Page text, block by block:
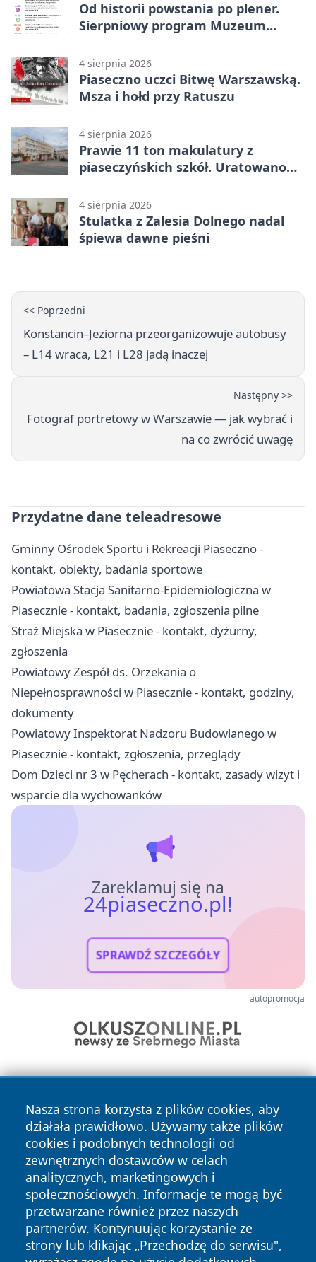
Od historii powstania po plener.
Sierpniowy program Muzeum
4 sierpnia 2026
Piaseczno uczci Bitwę Warszawską.
Msza i hołd przy Ratuszu
4 sierpnia 2026
Prawie 11 ton makulatury z
piaseczyńskich szkół. Uratowano
4 sierpnia 2026
Stulatka z Zalesia Dolnego nadal
śpiewa dawne pieśni
<< Poprzedni
Konstancin–Jeziorna przeorganizowuje autobusy
– L14 wraca, L21 i L28 jadą inaczej
Następny >>
Fotograf portretowy w Warszawie — jak wybrać i
na co zwrócić uwagę
Przydatne dane teleadresowe
Gminny Ośrodek Sportu i Rekreacji Piaseczno -
kontakt, obiekty, badania sportowe
Powiatowa Stacja Sanitarno-Epidemiologiczna w
Piasecznie - kontakt, badania, zgłoszenia pilne
Straż Miejska w Piasecznie - kontakt, dyżurny,
zgłoszenia
Powiatowy Zespół ds. Orzekania o
Niepełnosprawności w Piasecznie - kontakt, godziny,
dokumenty
Powiatowy Inspektorat Nadzoru Budowlanego w
Piasecznie - kontakt, zgłoszenia, przeglądy
Dom Dzieci nr 3 w Pęcherach - kontakt, zasady wizyt i
wsparcie dla wychowanków
Zareklamuj się na
24piaseczno.pl!
SPRAWDŹ SZCZEGÓŁY
autopromocja
Nasza strona korzysta z plików cookies, aby
działała prawidłowo. Używamy także plików
cookies i podobnych technologii od
zewnętrznych dostawców w celach
analitycznych, marketingowych i
społecznościowych. Informacje te mogą być
przetwarzane również przez naszych
partnerów. Kontynuując korzystanie ze
strony lub klikając „Przechodzę do serwisu",
Copyright © 2026 24piaseczno.pl Wszystkie prawa
zastrzeżone.
News Autorzy
Polityka
Prywatności
Polityka
Cookies